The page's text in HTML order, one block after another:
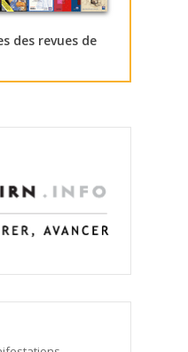
des revues de